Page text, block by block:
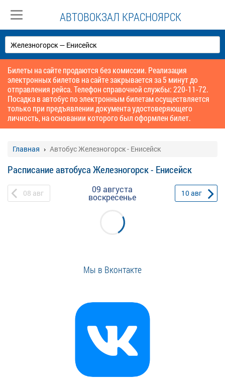
АВТОВОКЗАЛ КРАСНОЯРСК
Билеты на сайте продаются без комиссии. Реализация
электронных билетов на сайте закрывается за 5 минут до
отправления рейса. Телефон справочной службы: 220-11-72.
Посадка в автобус по электронным билетам осуществляется
только при предъявлении документа удостоверяющего
личность, на основании которого был оформлен билет.
Главная Автобус Железногорск - Енисейск
Расписание автобуса Железногорск - Енисейск
08 авг 09 августа
воскресенье 10авг
Мы в Вконтакте